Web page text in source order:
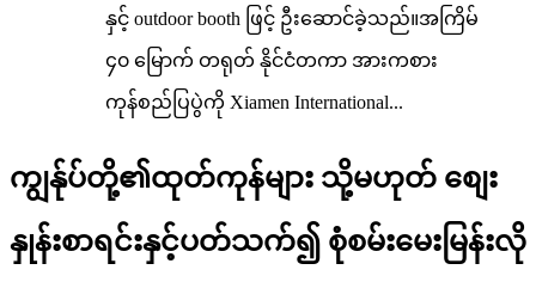
နှင့် outdoor booth ဖြင့် ဦးဆောင်ခဲ့သည်။အကြိမ်
၄၀ မြောက် တရုတ် နိုင်ငံတကာ အားကစား
ကုန်စည်ပြပွဲကို Xiamen International...
ကျွန်ုပ်တို့၏ထုတ်ကုန်များ သို့မဟုတ် စျေး
နှုန်းစာရင်းနှင့်ပတ်သက်၍ စုံစမ်းမေးမြန်းလို